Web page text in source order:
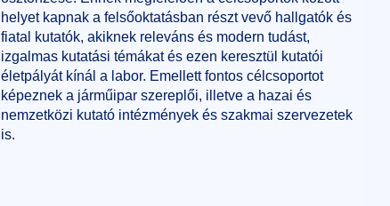
helyet kapnak a felsőoktatásban részt vevő hallgatók és
fiatal kutatók, akiknek releváns és modern tudást,
izgalmas kutatási témákat és ezen keresztül kutatói
életpályát kínál a labor. Emellett fontos célcsoportot
képeznek a járműipar szereplői, illetve a hazai és
nemzetközi kutató intézmények és szakmai szervezetek
is.